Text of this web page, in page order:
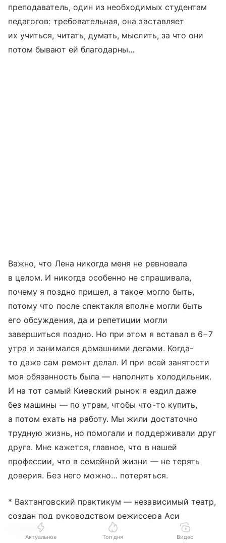
преподаватель, один из необходимых студентам
педагогов: требовательная, она заставляет
их учиться, читать, думать, мыслить, за что они
потом бывают ей благодарны…
Важно, что Лена никогда меня не ревновала
в целом. И никогда особенно не спрашивала,
почему я поздно пришел, а такое могло быть,
потому что после спектакля вполне могли быть
его обсуждения, да и репетиции могли
завершиться поздно. Но при этом я вставал в 6−7
утра и занимался домашними делами. Когда-
то даже сам ремонт делал. И при всей занятости
моя обязанность была — наполнить холодильник.
И на тот самый Киевский рынок я ездил даже
без машины — по утрам, чтобы что-то купить,
а потом ехать на работу. Мы жили достаточно
трудную жизнь, но помогали и поддерживали друг
друга. Мне кажется, главное, что в нашей
профессии, что в семейной жизни — не терять
доверия. Без него можно… потеряться.
* Вахтанговский практикум — независимый театр,
создан под руководством режиссера Аси
Князевой.
Актуальное Топ дня Видео